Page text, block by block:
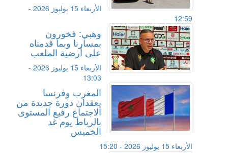
الأربعاء 15 يوليوز 2026 -
12:59
وهبي: فخورون
بمسارنا وبما قدمناه
على أرضية الملعب
الأربعاء 15 يوليوز 2026 -
13:03
المغرب وفرنسا
يعقدان دورة جديدة من
الاجتماع رفيع المستوى
بالرباط يوم غد
الخميس
الأربعاء 15 يوليوز 2026 - 15:20